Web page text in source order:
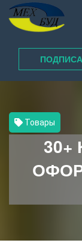
Товары